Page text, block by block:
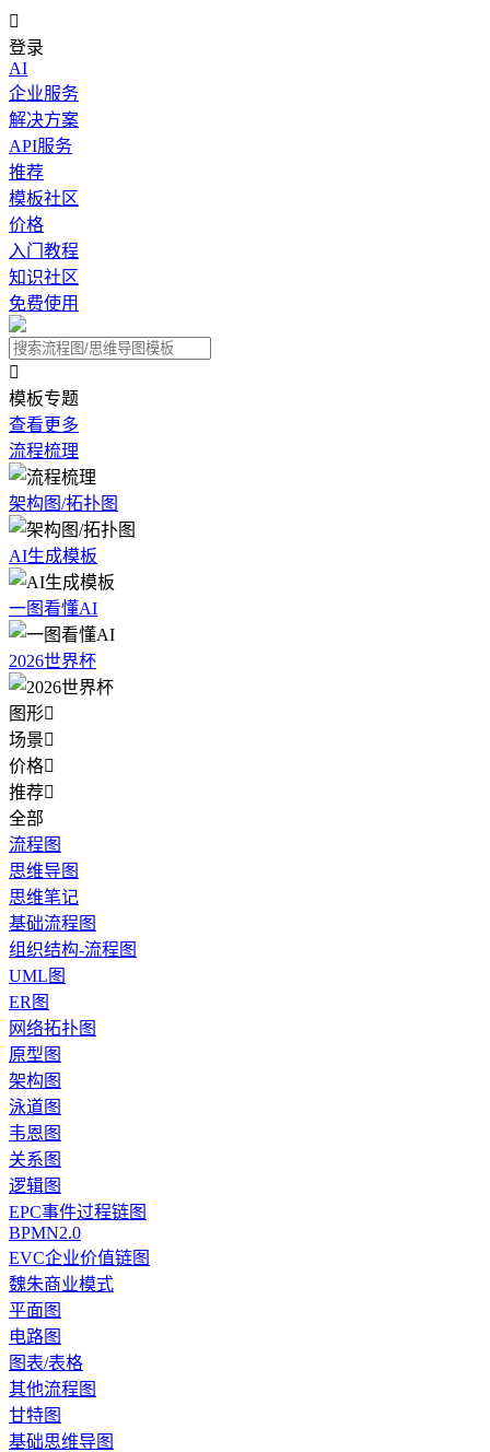

登录
AI
企业服务
解决方案
API服务
推荐
模板社区
价格
入门教程
知识社区
免费使用

模板专题
查看更多
流程梳理
架构图/拓扑图
AI生成模板
一图看懂AI
2026世界杯
图形
场景
价格
推荐
全部
流程图
思维导图
思维笔记
基础流程图
组织结构-流程图
UML图
ER图
网络拓扑图
原型图
架构图
泳道图
韦恩图
关系图
逻辑图
EPC事件过程链图
BPMN2.0
EVC企业价值链图
魏朱商业模式
平面图
电路图
图表/表格
其他流程图
甘特图
基础思维导图